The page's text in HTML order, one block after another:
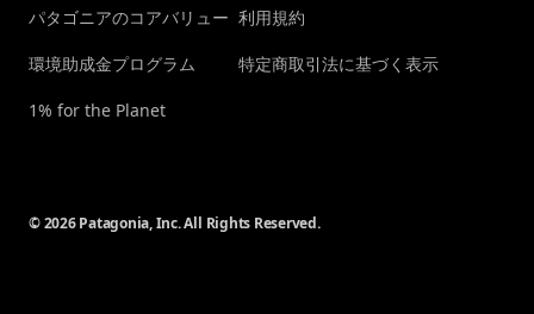
パタゴニアのコアバリュー
環境助成金プログラム
1% for the Planet
利用規約
特定商取引法に基づく表示
© 2026 Patagonia, Inc. All Rights Reserved.